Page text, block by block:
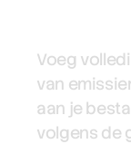
Voeg
van
aan je
volgens de